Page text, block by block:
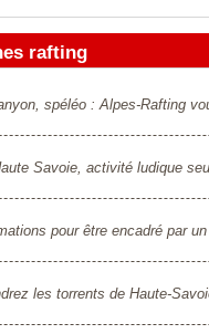
rafting
spéléo : Alpes-Rafting
Savoie, activité ludique
pour être encadré par
les torrents de Haute-